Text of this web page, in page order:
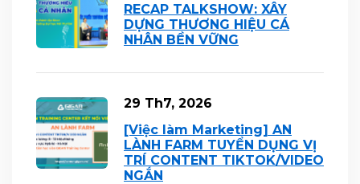
RECAP TALKSHOW: XÂY
DỰNG THƯƠNG HIỆU CÁ
NHÂN BỀN VỮNG
29 Th7, 2026
[Việc làm Marketing] AN
LÀNH FARM TUYỂN DỤNG VỊ
TRÍ CONTENT TIKTOK/VIDEO
NGẮN